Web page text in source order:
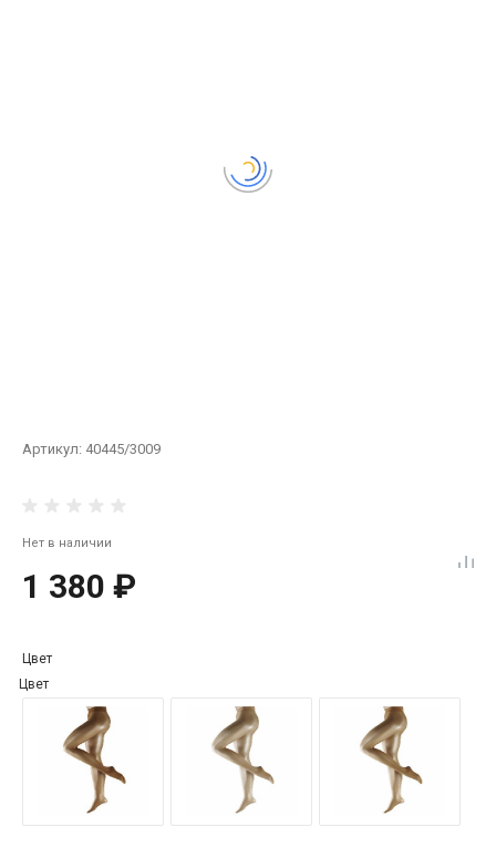
Артикул: 40445/3009
Нет в наличии
1 380 ₽
Цвет
Цвет